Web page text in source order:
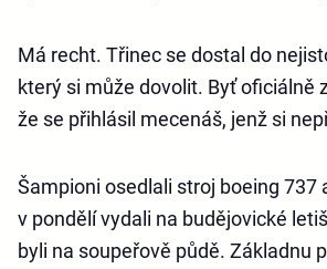
Má recht. Třinec se dostal do
který si může dovolit. Byť oficiálně
že se přihlásil mecenáš, jenž si
Šampioni osedlali stroj boeing 737
v pondělí vydali na budějovické
byli na soupeřově půdě. Základnu